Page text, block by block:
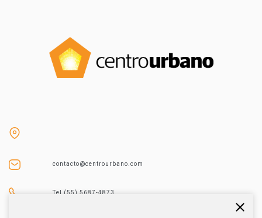
contacto@centrourbano.com
Tel (55) 5687-4873